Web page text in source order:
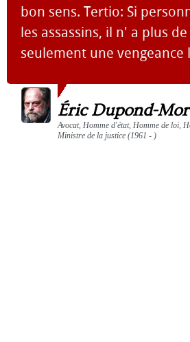
bon sens. Tertio: Si
les assassins, il n' a plus
seulement une vengeance
Éric Dupond-
Avocat, Homme d'état, Homme de loi,
Ministre de la justice (1961 - )